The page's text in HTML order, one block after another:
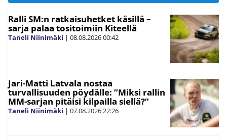
Ralli SM:n ratkaisuhetket käsillä –
sarja palaa tositoimiin Kiteellä
Taneli Niinimäki | 08.08.202600:42
Jari-Matti Latvala nostaa
turvallisuuden pöydälle: ”Miksi rallin
MM-sarjan pitäisi kilpailla siellä?”
Taneli Niinimäki | 07.08.202622:26